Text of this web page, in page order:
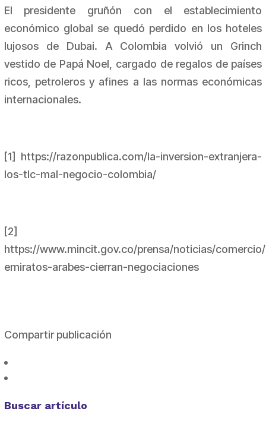
El presidente gruñón con el establecimiento
económico global se quedó perdido en los hoteles
lujosos de Dubai. A Colombia volvió un Grinch
vestido de Papá Noel, cargado de regalos de países
ricos, petroleros y afines a las normas económicas
internacionales.
[1] https://razonpublica.com/la-inversion-extranjera-
los-tlc-mal-negocio-colombia/
[2]
https://www.mincit.gov.co/prensa/noticias/
emiratos-arabes-cierran-negociaciones
Compartir publicación
Buscar artículo